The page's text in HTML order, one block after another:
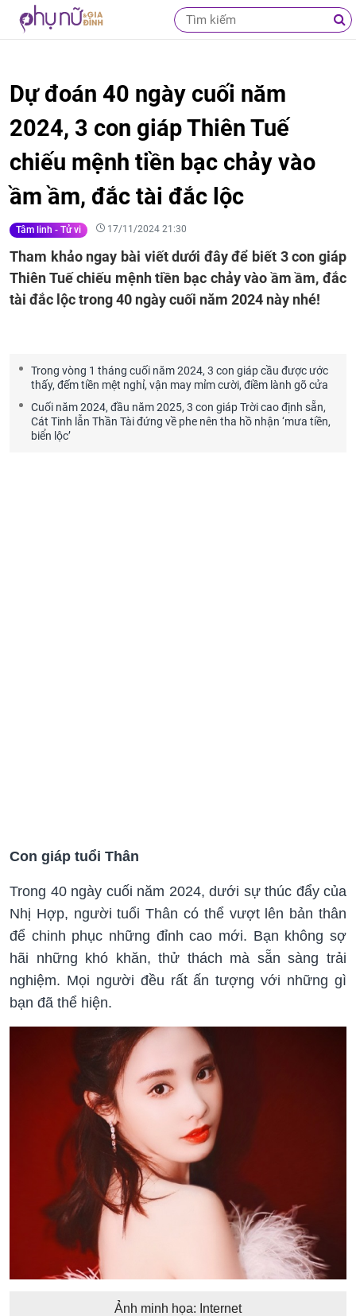
Dự đoán 40 ngày cuối năm
2024, 3 con giáp Thiên Tuế
chiếu mệnh tiền bạc chảy vào
ầm ầm, đắc tài đắc lộc
Tâm linh - Tử vi 17/11/2024 21:30
Tham khảo ngay bài viết dưới đây để biết 3 con giáp
Thiên Tuế chiếu mệnh tiền bạc chảy vào ầm ầm, đắc
tài đắc lộc trong 40 ngày cuối năm 2024 này nhé!
Trong vòng 1 tháng cuối năm 2024, 3 con giáp cầu được ước
thấy, đếm tiền mệt nghỉ, vận may mỉm cười, điềm lành gõ cửa
Cuối năm 2024, đầu năm 2025, 3 con giáp Trời cao định sẵn,
Cát Tinh lẫn Thần Tài đứng về phe nên tha hồ nhận ‘mưa tiền,
biển lộc’
Con giáp tuổi Thân
Trong 40 ngày cuối năm 2024, dưới sự thúc đẩy của
Nhị Hợp, người tuổi Thân có thể vượt lên bản thân
để chinh phục những đỉnh cao mới. Bạn không sợ
hãi những khó khăn, thử thách mà sẵn sàng trải
nghiệm. Mọi người đều rất ấn tượng với những gì
bạn đã thể hiện.
Ảnh minh họa: Internet